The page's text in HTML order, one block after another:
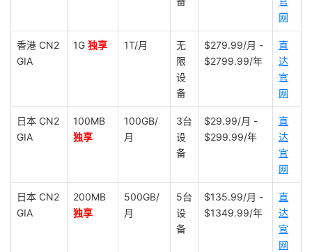
网
香港 CN2
GIA
1G 独享 1T/月
无
限
设
备
$279.99/月 -
$2799.99/年
直
达
官
网
日本 CN2
GIA
100MB
独享
100GB/
月
3台
设
备
$29.99/月 -
$299.99/年
直
达
官
网
日本 CN2
GIA
200MB
独享
500GB/
月
5台
设
备
$135.99/月 -
$1349.99/年
直
达
官
网